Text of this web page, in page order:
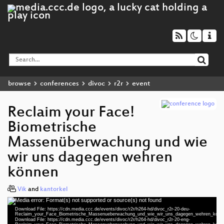
browse conferences divoc r2r event
Reclaim your Face!
Biometrische
Massenüberwachung und wie
wir uns dagegen wehren
können
Vik and kantorkel
Video
Player
Media error: Format(s) not supported or source(s) not found
Download File: https://cdn.media.ccc.de/events/divoc/r2r/h264-hd/divoc_r2r-20-deu-
Download File: https://cdn.media.ccc.de/events/divoc/r2r/h264-hd/divoc_r2r-20-eng-
deu 1080p (mp4)